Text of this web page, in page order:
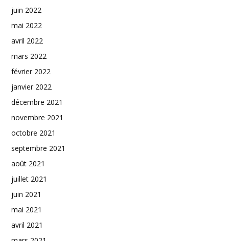
juin 2022
mai 2022
avril 2022
mars 2022
février 2022
janvier 2022
décembre 2021
novembre 2021
octobre 2021
septembre 2021
août 2021
juillet 2021
juin 2021
mai 2021
avril 2021